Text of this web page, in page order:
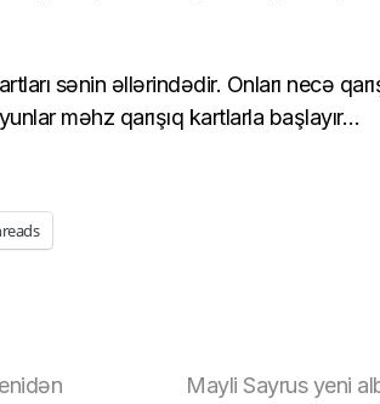
sənin əllərindədir. Onları necə
məhz qarışıq kartlarla başlayır…
Mayli Sayrus yeni